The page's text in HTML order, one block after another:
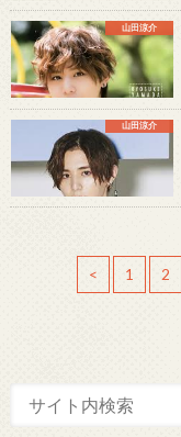
山田涼介
山田涼介
< 1 2